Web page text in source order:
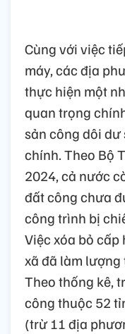
Cùng với việc
máy, các địa
thực hiện một
quan trọng
sản công dôi dư
chính. Theo Bộ
2024, cả nước
đất công chưa
công trình bị
Việc xóa bỏ cấp
xã đã làm
Theo thống kê,
công thuộc 52
(trừ 11 địa